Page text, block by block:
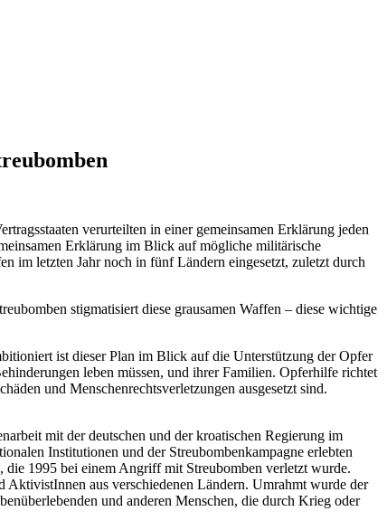
verurteilten in einer gemeinsamen Erklärung jeden
Erklärung im Blick auf mögliche militärische
im letzten Jahr noch in fünf Ländern eingesetzt, zuletzt durch
stigmatisiert diese grausamen Waffen – diese wichtige
ist dieser Plan im Blick auf die Unterstützung der Opfer
leben müssen, und ihrer Familien. Opferhilfe richtet
und Menschenrechtsverletzungen ausgesetzt sind.
mit der deutschen und der kroatischen Regierung im
Institutionen und der Streubombenkampagne erlebten
die 1995 bei einem Angriff mit Streubomben verletzt wurde.
aus verschiedenen Ländern. Umrahmt wurde der
und anderen Menschen, die durch Krieg oder